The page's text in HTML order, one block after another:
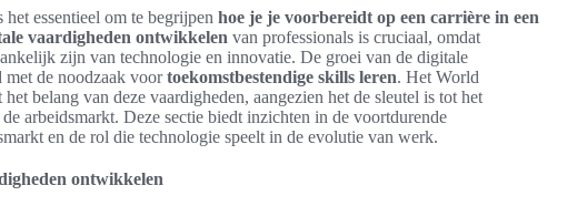
essentieel om te begrijpen hoe je je voorbereidt op een carrière in een
vaardigheden ontwikkelen van professionals is cruciaal, omdat
zijn van technologie en innovatie. De groei van de digitale
met de noodzaak voortoekomstbestendige skills leren. Het World
belang van deze vaardigheden, aangezien het de sleutel is tot het
arbeidsmarkt. Deze sectie biedt inzichten in de voortdurende
en de rol die technologie speelt in de evolutie van werk.
ontwikkelen